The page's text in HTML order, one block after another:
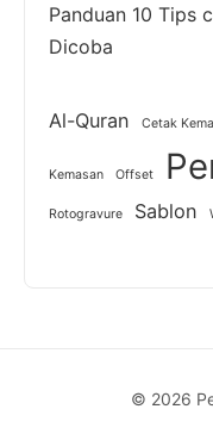
Panduan 10 Tips
Dicoba
Al-Quran Cetak
Kemasan Offset
Rotogravure Sablon
© 2026